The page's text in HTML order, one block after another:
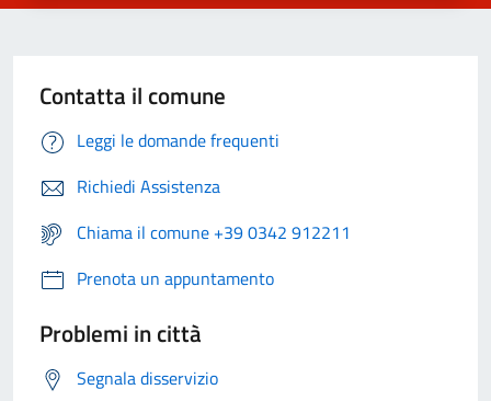
Contatta il comune
Leggi le domande frequenti
Richiedi Assistenza
Chiama il comune +39 0342 912211
Prenota un appuntamento
Problemi in città
Segnala disservizio